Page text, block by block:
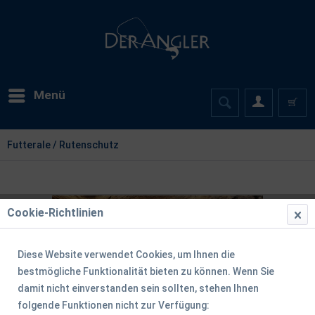
Menü
Futterale / Rutenschutz
Cookie-Richtlinien
Diese Website verwendet Cookies, um Ihnen die
bestmögliche Funktionalität bieten zu können. Wenn Sie
damit nicht einverstanden sein sollten, stehen Ihnen
folgende Funktionen nicht zur Verfügung: